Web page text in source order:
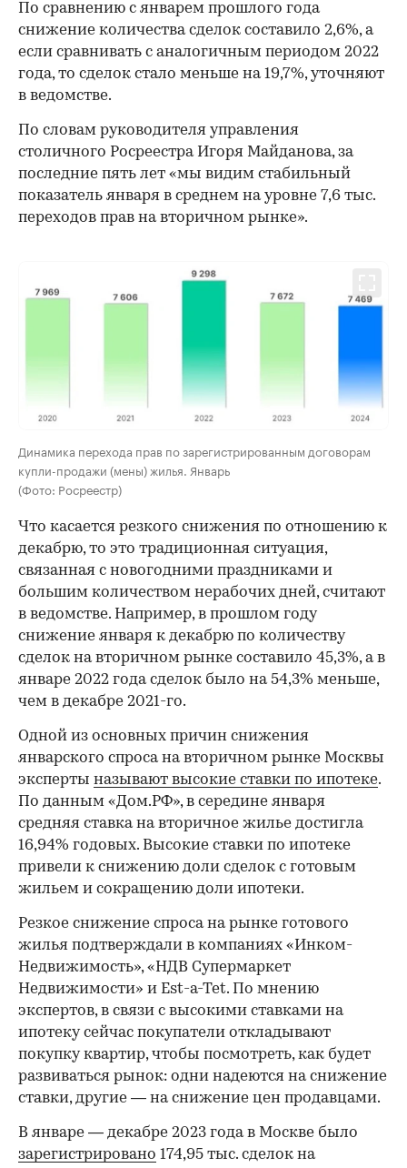
По сравнению с январем прошлого года
снижение количества сделок составило 2,6%, а
если сравнивать с аналогичным периодом 2022
года, то сделок стало меньше на 19,7%, уточняют
в ведомстве.
По словам руководителя управления
столичного Росреестра Игоря Майданова, за
последние пять лет «мы видим стабильный
показатель января в среднем на уровне 7,6 тыс.
переходов прав на вторичном рынке».
Динамика перехода прав по зарегистрированным договорам
купли-продажи (мены) жилья. Январь
(Фото: Росреестр)
Что касается резкого снижения по отношению к
декабрю, то это традиционная ситуация,
связанная с новогодними праздниками и
большим количеством нерабочих дней, считают
в ведомстве. Например, в прошлом году
снижение января к декабрю по количеству
сделок на вторичном рынке составило 45,3%, а в
январе 2022 года сделок было на 54,3% меньше,
чем в декабре 2021-го.
Одной из основных причин снижения
январского спроса на вторичном рынке Москвы
эксперты называют высокие ставки по ипотеке.
По данным «Дом.РФ», в середине января
средняя ставка на вторичное жилье достигла
16,94% годовых. Высокие ставки по ипотеке
привели к снижению доли сделок с готовым
жильем и сокращению доли ипотеки.
Резкое снижение спроса на рынке готового
жилья подтверждали в компаниях «Инком-
Недвижимость», «НДВ Супермаркет
Недвижимости» и Est-a-Tet. По мнению
экспертов, в связи с высокими ставками на
ипотеку сейчас покупатели откладывают
покупку квартир, чтобы посмотреть, как будет
развиваться рынок: одни надеются на снижение
ставки, другие — на снижение цен продавцами.
В январе — декабре 2023 года в Москве было
зарегистрировано 174,95 тыс. сделок на